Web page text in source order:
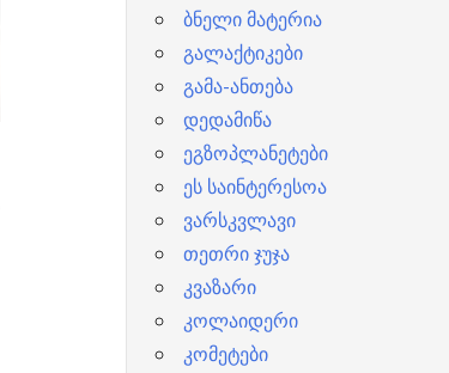
ბნელი მატერია
გალაქტიკები
გამა-ანთება
დედამიწა
ეგზოპლანეტები
ეს საინტერესოა
ვარსკვლავი
თეთრი ჯუჯა
კვაზარი
კოლაიდერი
კომეტები